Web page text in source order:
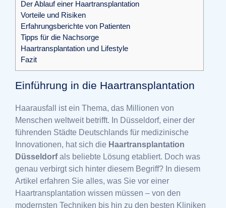
Der Ablauf einer Haartransplantation
Vorteile und Risiken
Erfahrungsberichte von Patienten
Tipps für die Nachsorge
Haartransplantation und Lifestyle
Fazit
Einführung in die Haartransplantation
Haarausfall ist ein Thema, das Millionen von
Menschen weltweit betrifft. In Düsseldorf, einer der
führenden Städte Deutschlands für medizinische
Innovationen, hat sich die Haartransplantation
Düsseldorfals beliebte Lösung etabliert. Doch was
genau verbirgt sich hinter diesem Begriff? In diesem
Artikel erfahren Sie alles, was Sie vor einer
Haartransplantation wissen müssen – von den
modernsten Techniken bis hin zu den besten Kliniken